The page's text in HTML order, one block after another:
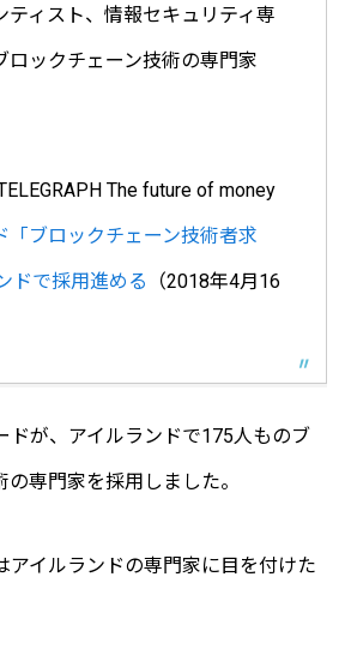
ティスト、情報セキュリティ専
ロックチェーン技術の専門家
The future of money
「ブロックチェーン技術者求
ドで採用進める
（2018年4月16
ドが、アイルランドで175人ものブ
専門家を採用しました。
アイルランドの専門家に目を付けた